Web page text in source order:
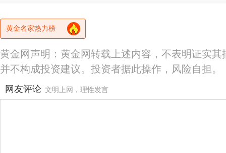
黄金名家热力榜
黄金网声明：黄金网转载上述内容，不表明证实
并不构成投资建议。投资者据此操作，风险自担。
网友评论 文明上网，理性发言